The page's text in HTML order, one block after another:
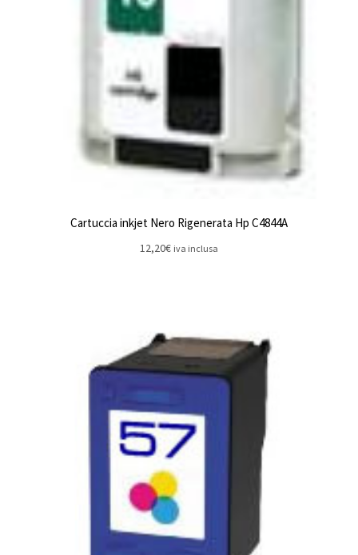
Cartuccia inkjet Nero Rigenerata Hp C4844A
12,20€ iva inclusa